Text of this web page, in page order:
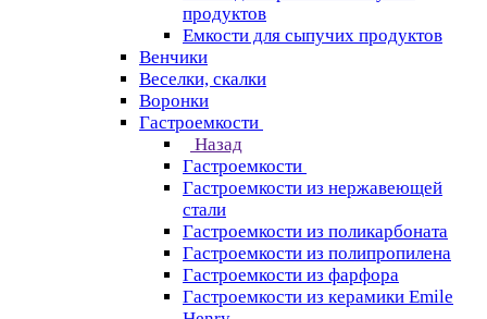
продуктов
Емкости для сыпучих продуктов
Венчики
Веселки, скалки
Воронки
Гастроемкости
Назад
Гастроемкости
Гастроемкости из нержавеющей
стали
Гастроемкости из поликарбоната
Гастроемкости из полипропилена
Гастроемкости из фарфора
Гастроемкости из керамики Emile